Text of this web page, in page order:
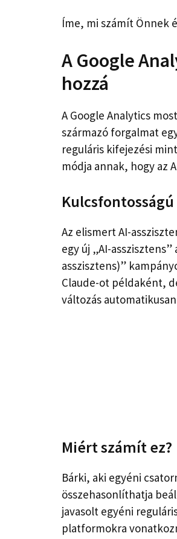
Íme, mi számít Önnek
A Google
hozzá
A Google Analytics
származó forgalmat
reguláris kifejezési
módja annak, hogy az
Az elismert AI-
egy új „AI-
asszisztens)”
Claude-ot példaként,
változás
Miért számít ez?
Bárki, aki egyéni
összehasonlíthatja
javasolt egyéni
platformokra